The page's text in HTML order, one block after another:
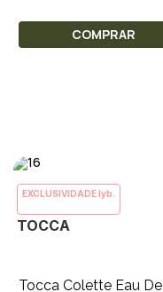
COMPRAR
EXCLUSIVIDADE lyb.
TOCCA
Tocca Colette Eau De